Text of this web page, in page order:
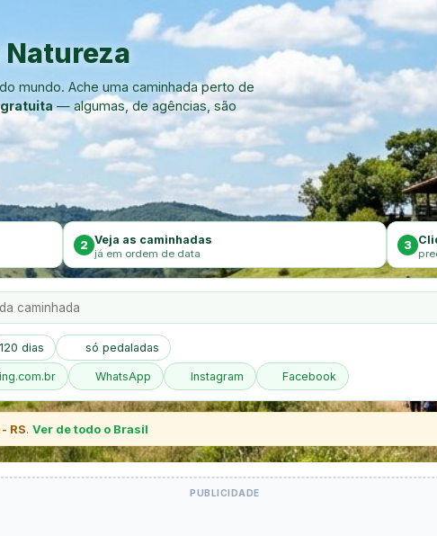
mundo. Ache uma caminhada perto de
— algumas, de agências, são
2 Veja as caminhadas
já em ordem de data
3
120 dias só pedaladas
WhatsApp Instagram Facebook
RS.Ver de todo o Brasil